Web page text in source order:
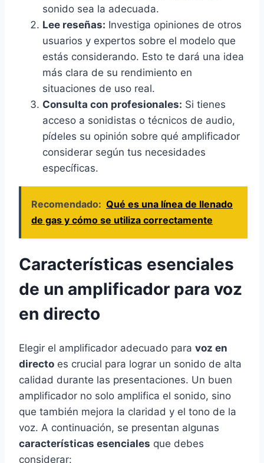
sonido sea la adecuada.
Lee reseñas: Investiga opiniones de otros
usuarios y expertos sobre el modelo que
estás considerando. Esto te dará una idea
más clara de su rendimiento en
situaciones de uso real.
Consulta con profesionales: Si tienes
acceso a sonidistas o técnicos de audio,
pídeles su opinión sobre qué amplificador
considerar según tus necesidades
específicas.
Recomendado: Qué es una línea de llenado
de gas y cómo se utiliza correctamente
Características esenciales
de un amplificador para voz
en directo
Elegir el amplificador adecuado para voz en
directo es crucial para lograr un sonido de alta
calidad durante las presentaciones. Un buen
amplificador no solo amplifica el sonido, sino
que también mejora la claridad y el tono de la
voz. A continuación, se presentan algunas
características esenciales que debes
considerar: